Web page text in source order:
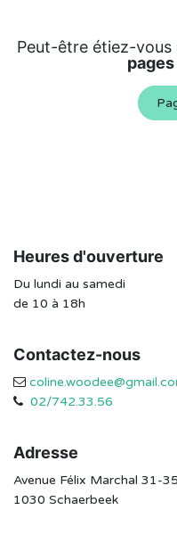
Peut-être étiez-vous
Heures d'ouverture
Du lundi au samedi
de 10 à 18h
Contactez-nous
02/742.33.56
Adresse
Avenue Félix Marchal 31-35
1030 Schaerbeek